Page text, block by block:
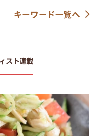
キーワード一覧へ
スト連載